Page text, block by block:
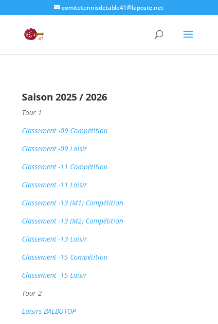
comitetennisdetable41@laposte.net
Saison 2025 / 2026
Tour 1
Classement -09 Compétition
Classement -09 Loisir
Classement -11 Compétition
Classement -11 Loisir
Classement -13 (M1) Compétition
Classement -13 (M2) Compétition
Classement -13 Loisir
Classement -15 Compétition
Classement -15 Loisir
Tour 2
Loisirs BALBUTOP